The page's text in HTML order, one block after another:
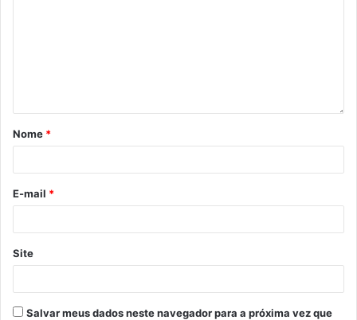
Nome *
E-mail *
Site
Salvar meus dados neste navegador para a próxima vez que